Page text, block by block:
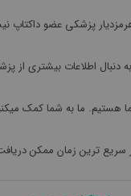
پزشکی عضو داکتاپ
به دنبال اطلاعات بیشتری از
هستیم. ما به شما کمک
سریع ترین زمان ممکن